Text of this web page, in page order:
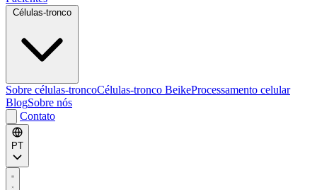
Sobre células-troncoCélulas-tronco BeikeProcessamento celular
BlogSobre nós
Contato
PT